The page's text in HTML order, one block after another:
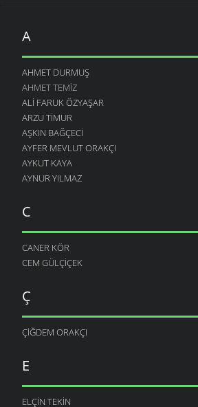
A
AHMET DURMUŞ
AHMET TEMIZ
ALI FARUK ÖZYAŞAR
ARZU TIMUR
AŞKIN BAĞÇECI
AYFER MEVLUT ORAKÇI
AYKUT KAYA
AYNUR YILMAZ
C
CANER KÖR
CEM GÜLÇIÇEK
Ç
ÇIĞDEM ORAKÇI
E
ELÇIN TEKIN